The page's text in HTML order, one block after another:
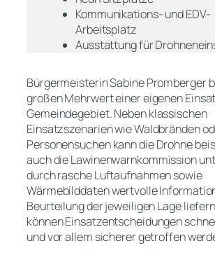
Kommunikations- und EDV-
Arbeitsplatz
Ausstattung für
Bürgermeisterin Sabine Promberger
großen Mehrwert einer eigenen
Gemeindegebiet. Neben klassischen
Einsatzszenarien wie Waldbränden
Personensuchen kann die Drohne
auch die Lawinenwarnkommission
durch rasche Luftaufnahmen sowie
Wärmebilddaten wertvolle
Beurteilung der jeweiligen Lage
können Einsatzentscheidungen
und vor allem sicherer getroffen